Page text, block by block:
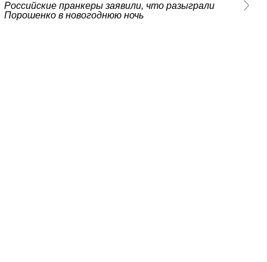
Российские пранкеры заявили, что разыграли
Порошенко в новогоднюю ночь